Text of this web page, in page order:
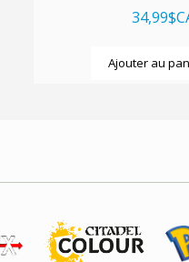
Ajouter au